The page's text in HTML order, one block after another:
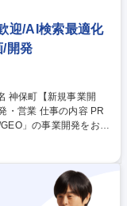
コンサルタント
迎/AI検索最適化
/開発
内容 PR
」の事業開発をお任
市場を切り拓く営業活
検索で自社の情報やコ
技術の研究・開発 ■最
■新規クライアント開